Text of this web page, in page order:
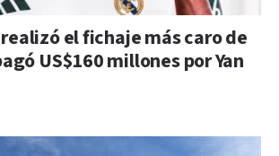
el fichaje más caro de
US$160 millones por Yan